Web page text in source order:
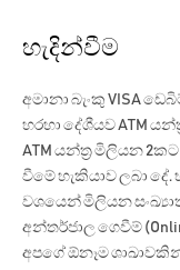
හැදින්වීම
අමානා බැංකු VISA
හරහා දේශීයව ATM
ATM යන්ත්‍ර මිලියන
වීමේ හැකියාව ලබා
වශයෙන් මිලියන
අන්තර්ජාල ගෙවීම්
අපගේ ඕනෑම